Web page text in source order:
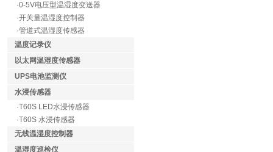
·0-5V电压型温湿度变送器
·开关量温湿度控制器
·管道式温湿度传感器
温度记录仪
以太网温湿度传感器
UPS电池监测仪
水浸传感器
·T60S LED水浸传感器
·T60S 水浸传感器
无线温湿度控制器
温湿度巡检仪